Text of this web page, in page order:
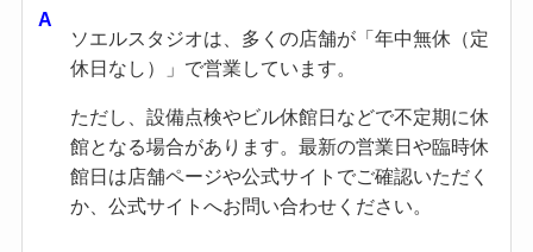
ソエルスタジオは、多くの店舗が「年中無休（定
休日なし）」で営業しています。
ただし、設備点検やビル休館日などで不定期に休
館となる場合があります。最新の営業日や臨時休
館日は店舗ページや公式サイトでご確認いただく
か、公式サイトへお問い合わせください。